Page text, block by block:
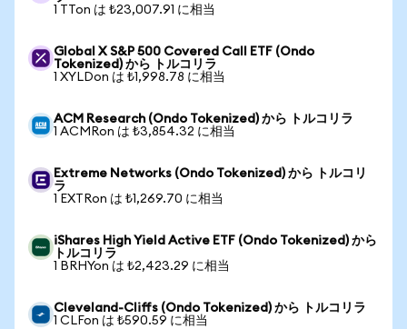
1 TTon は ₺23,007.91 に相当
Global X S&P 500 Covered Call ETF (Ondo
Tokenized) から トルコリラ
1 XYLDon は ₺1,998.78 に相当
ACM Research (Ondo Tokenized) から トルコリラ
1 ACMRon は ₺3,854.32 に相当
Extreme Networks (Ondo Tokenized) から トルコリ
ラ
1 EXTRon は ₺1,269.70 に相当
iShares High Yield Active ETF (Ondo Tokenized) から
トルコリラ
1 BRHYon は ₺2,423.29 に相当
Cleveland-Cliffs (Ondo Tokenized) から トルコリラ
1 CLFon は ₺590.59 に相当